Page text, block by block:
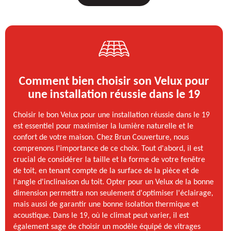
Comment bien choisir son Velux pour
une installation réussie dans le 19
Choisir le bon Velux pour une installation réussie dans le 19
est essentiel pour maximiser la lumière naturelle et le
confort de votre maison. Chez Brun Couverture, nous
comprenons l'importance de ce choix. Tout d'abord, il est
crucial de considérer la taille et la forme de votre fenêtre
de toit, en tenant compte de la surface de la pièce et de
l'angle d'inclinaison du toit. Opter pour un Velux de la bonne
dimension permettra non seulement d'optimiser l'éclairage,
mais aussi de garantir une bonne isolation thermique et
acoustique. Dans le 19, où le climat peut varier, il est
également sage de choisir un modèle équipé de vitrages